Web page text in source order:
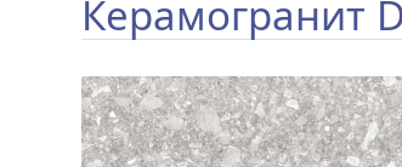
Керамогранит